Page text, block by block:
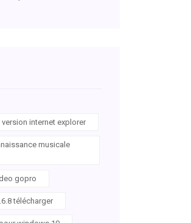
internet explorer
musicale
gopro
télécharger